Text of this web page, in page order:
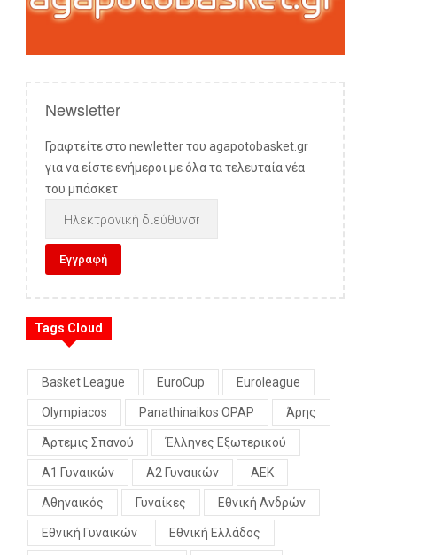
Newsletter
Γραφτείτε στο newletter του agapotobasket.gr
για να είστε ενήμεροι με όλα τα τελευταία νέα
του μπάσκετ
Tags Cloud
Basket League EuroCup Euroleague
Olympiacos Panathinaikos OPAP Άρης
Άρτεμις Σπανού Έλληνες Εξωτερικού
Α1 Γυναικών Α2 Γυναικών ΑΕΚ
Αθηναικός Γυναίκες Εθνική Ανδρών
Εθνική Γυναικών Εθνική Ελλάδος